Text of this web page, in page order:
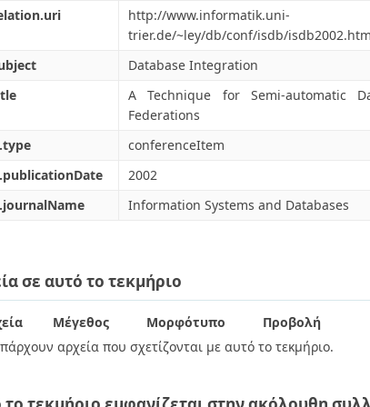
http://www.informatik.uni-
trier.de/~ley/db/conf/isdb/
Database Integration
A Technique for Semi-automatic
Federations
conferenceItem
2002
Information Systems and Databases
σε αυτό το τεκμήριο
Μέγεθος Μορφότυπο
Προβολή
αρχεία που σχετίζονται με αυτό το τεκμήριο.